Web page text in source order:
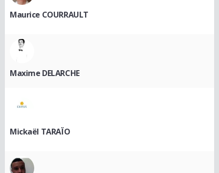
Maurice COURRAULT
Maxime DELARCHE
Mickaël TARAÏO